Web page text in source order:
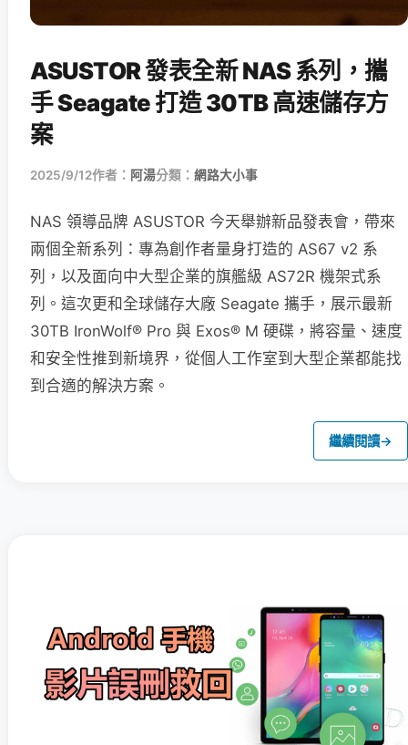
ASUSTOR 發表全新 NAS 系列，攜
手 Seagate 打造 30TB 高速儲存方
案
2025/9/12作者： 阿湯分類： 網路大小事
NAS 領導品牌 ASUSTOR 今天舉辦新品發表會，帶來
兩個全新系列：專為創作者量身打造的 AS67 v2 系
列，以及面向中大型企業的旗艦級 AS72R 機架式系
列。這次更和全球儲存大廠 Seagate 攜手，展示最新
30TB IronWolf® Pro 與 Exos® M 硬碟，將容量、速度
和安全性推到新境界，從個人工作室到大型企業都能找
到合適的解決方案。
繼續閱讀→